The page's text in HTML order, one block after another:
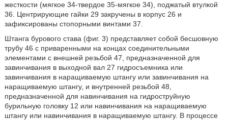
жесткости (мягкое 34-твердое 35-мягкое 34), поджатый втулкой
36. Центрирующие гайки 29 закручены в корпус 26 и
зафиксированы стопорными винтами 37.
Штанга бурового става (фиг. 3) представляет собой бесшовную
трубу 46 с приваренными на концах соединительными
элементами с внешней резьбой 47, предназначенной для
завинчивания в выходной вал 27 гидросъемника или
завинчивания в наращиваемую штангу или завинчивания на
наращиваемую штангу, и внутренней резьбой 48,
предназначенной для навинчивания на гидроструйную
бурильную головку 12 или навинчивания на наращиваемую
штангу или навинчивания в наращиваемую штангу. В процессе